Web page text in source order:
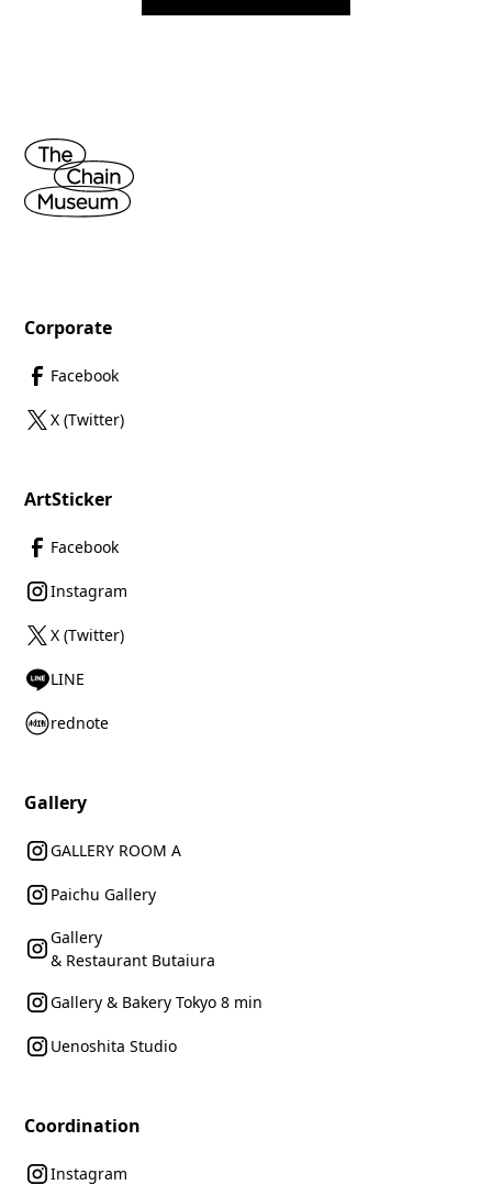
Corporate
Facebook
X (Twitter)
ArtSticker
Facebook
Instagram
X (Twitter)
LINE
rednote
Gallery
GALLERY ROOM A
Paichu Gallery
Gallery
& Restaurant Butaiura
Gallery & Bakery Tokyo 8 min
Uenoshita Studio
Coordination
Instagram